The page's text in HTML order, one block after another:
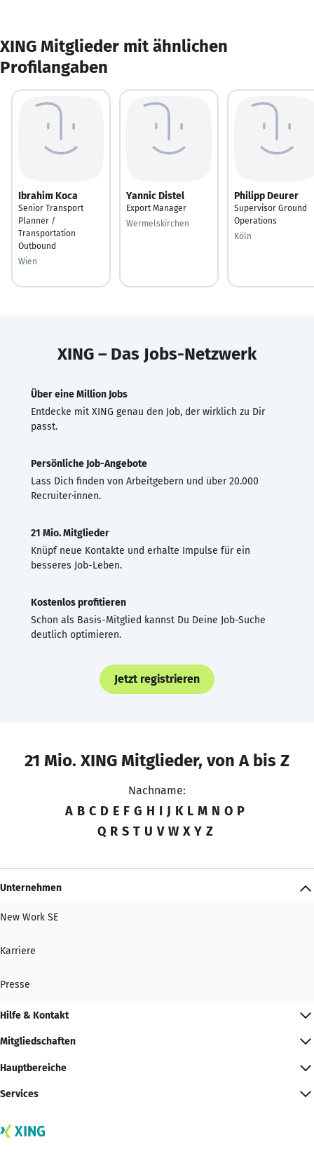
XING Mitglieder mit ähnlichen
Profilangaben
Ibrahim Koca
Senior Transport
Planner /
Transportation
Outbound
Wien
Yannic Distel
Export Manager
Wermelskirchen
Philipp Deurer
Supervisor Ground
Operations
Köln
XING – Das Jobs-Netzwerk
Über eine Million Jobs
Entdecke mit XING genau den Job, der wirklich zu Dir
passt.
Persönliche Job-Angebote
Lass Dich finden von Arbeitgebern und über 20.000
Recruiter·innen.
21 Mio. Mitglieder
Knüpf neue Kontakte und erhalte Impulse für ein
besseres Job-Leben.
Kostenlos profitieren
Schon als Basis-Mitglied kannst Du Deine Job-Suche
deutlich optimieren.
Jetzt registrieren
21 Mio. XING Mitglieder, von A bis Z
Nachname:
A B C D E F G H I J K L M N O P
Q R S T U V W X Y Z
Unternehmen
New Work SE
Karriere
Presse
Hilfe & Kontakt
Mitgliedschaften
Hauptbereiche
Services